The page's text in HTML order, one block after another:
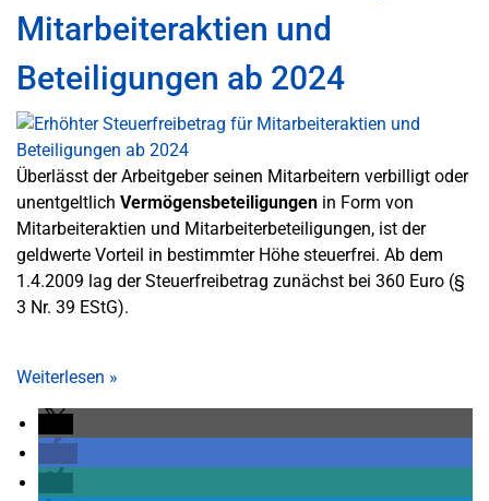
Mitarbeiteraktien und
Beteiligungen ab 2024
Überlässt der Arbeitgeber seinen Mitarbeitern verbilligt oder
unentgeltlich Vermögensbeteiligungen in Form von
Mitarbeiteraktien und Mitarbeiterbeteiligungen, ist der
geldwerte Vorteil in bestimmter Höhe steuerfrei. Ab dem
1.4.2009 lag der Steuerfreibetrag zunächst bei 360 Euro (§
3 Nr. 39 EStG).
Weiterlesen »